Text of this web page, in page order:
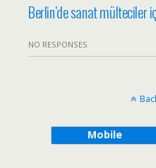
Berlin’de sanat mülteciler
NO RESPONSES
Mobile